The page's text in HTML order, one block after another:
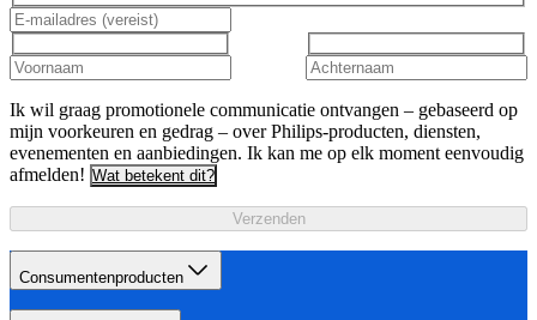
Ik wil graag promotionele communicatie ontvangen – gebaseerd op
mijn voorkeuren en gedrag – over Philips-producten, diensten,
evenementen en aanbiedingen. Ik kan me op elk moment eenvoudig
afmelden! Wat betekent dit?
Verzenden
Consumentenproducten